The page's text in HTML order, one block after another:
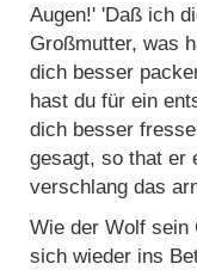
Augen!' 'Daß ich
Großmutter, was
dich besser
hast du für ein
dich besser
gesagt, so that er
verschlang das
Wie der Wolf sein
sich wieder ins